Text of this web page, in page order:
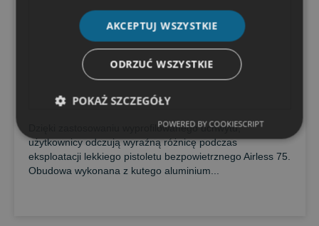
Dzięki zastosowaniu wyprofilowanego uchwytu,
użytkownicy odczują wyraźną różnicę podczas
eksploatacji lekkiego pistoletu bezpowietrznego Airless 75.
Obudowa wykonana z kutego aluminium...
AKCEPTUJ WSZYSTKIE
ODRZUĆ WSZYSTKIE
POKAŻ SZCZEGÓŁY
POWERED BY COOKIESCRIPT